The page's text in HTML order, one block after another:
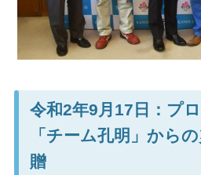
令和2年9月17日：プ
「チーム孔明」から
贈